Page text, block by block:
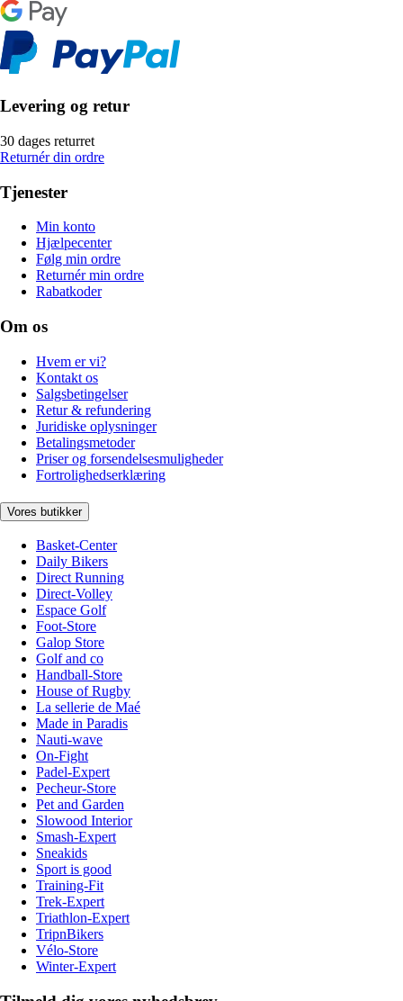
Levering og retur
30 dages returret
Returnér din ordre
Tjenester
Min konto
Hjælpecenter
Følg min ordre
Returnér min ordre
Rabatkoder
Om os
Hvem er vi?
Kontakt os
Salgsbetingelser
Retur & refundering
Juridiske oplysninger
Betalingsmetoder
Priser og forsendelsesmuligheder
Fortrolighedserklæring
Vores butikker
Basket-Center
Daily Bikers
Direct Running
Direct-Volley
Espace Golf
Foot-Store
Galop Store
Golf and co
Handball-Store
House of Rugby
La sellerie de Maé
Made in Paradis
Nauti-wave
On-Fight
Padel-Expert
Pecheur-Store
Pet and Garden
Slowood Interior
Smash-Expert
Sneakids
Sport is good
Training-Fit
Trek-Expert
Triathlon-Expert
TripnBikers
Vélo-Store
Winter-Expert